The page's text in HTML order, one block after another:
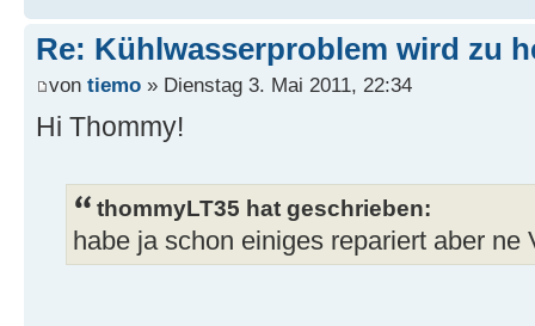
Re: Kühlwasserproblem wird zu
von tiemo » Dienstag 3. Mai 2011, 22:34
Hi Thommy!
thommyLT35 hat geschrieben:
habe ja schon einiges repariert aber ne